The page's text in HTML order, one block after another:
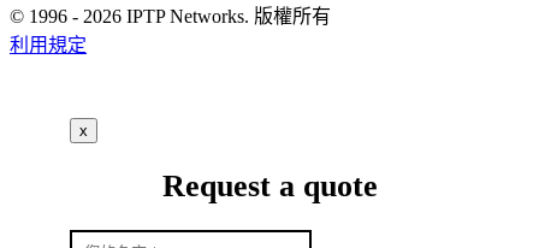
© 1996 - 2026 IPTP Networks. 版權所有
利用規定
x
Request a quote